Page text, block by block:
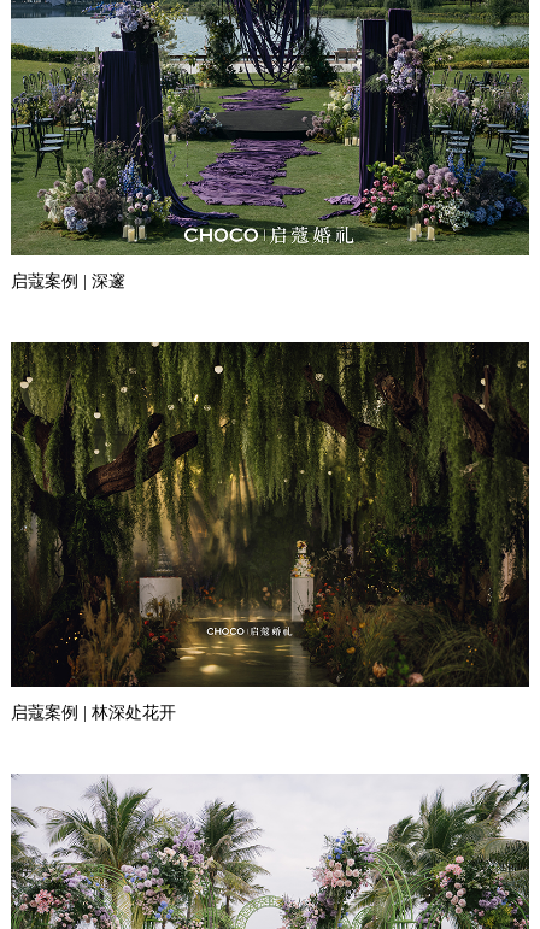
启蔻案例 | 深邃
启蔻案例 | 林深处花开